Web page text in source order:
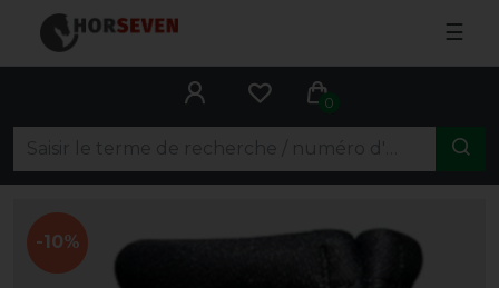
☰
0
-10%